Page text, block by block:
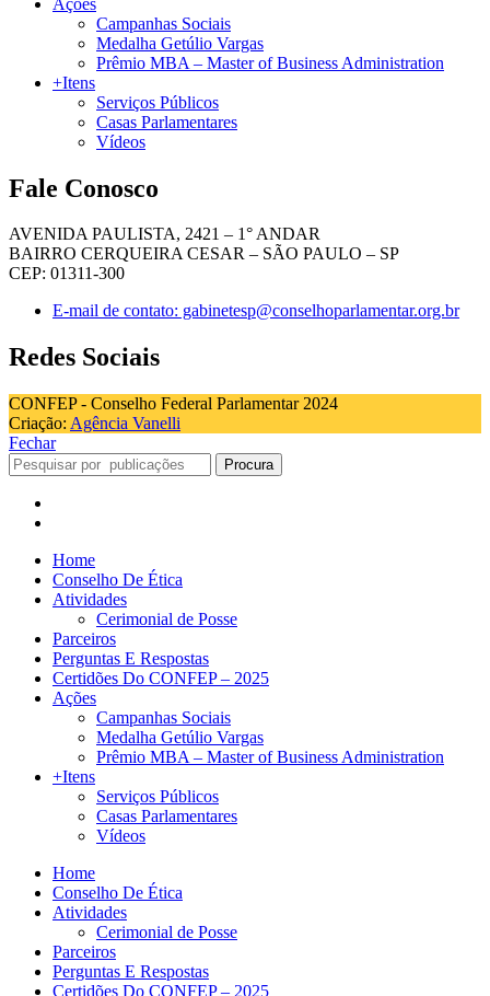
Campanhas Sociais
Medalha Getúlio Vargas
Prêmio MBA – Master of Business Administration
+Itens
Serviços Públicos
Casas Parlamentares
Vídeos
Fale Conosco
AVENIDA PAULISTA, 2421 – 1° ANDAR
BAIRRO CERQUEIRA CESAR – SÃO PAULO – SP
CEP: 01311-300
E-mail de contato: gabinetesp@conselhoparlamentar.org.br
Redes Sociais
CONFEP - Conselho Federal Parlamentar 2024
Criação: Agência Vanelli
Fechar
Procura
Home
Conselho De Ética
Atividades
Cerimonial de Posse
Parceiros
Perguntas E Respostas
Certidões Do CONFEP – 2025
Ações
Campanhas Sociais
Medalha Getúlio Vargas
Prêmio MBA – Master of Business Administration
+Itens
Serviços Públicos
Casas Parlamentares
Vídeos
Home
Conselho De Ética
Atividades
Cerimonial de Posse
Parceiros
Perguntas E Respostas
Certidões Do CONFEP – 2025